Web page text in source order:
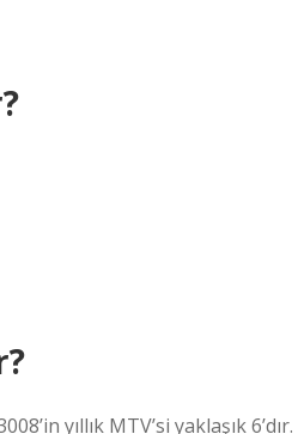
yıllık MTV’si yaklaşık 6’dır.